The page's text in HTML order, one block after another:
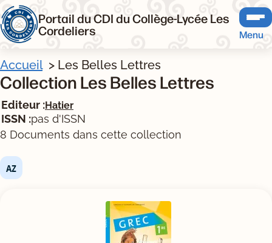
Portail du CDI du Collège-Lycée Les
Cordeliers Menu
Accueil Les Belles Lettres
Collection Les Belles Lettres
Editeur :Hatier
ISSN :pas d'ISSN
8 Documents dans cette collection
Tris disponibles (Ouverture d'une modale)